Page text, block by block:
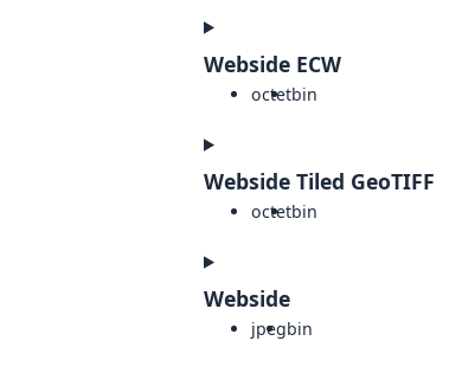
Webside ECW
octetbin
Webside Tiled GeoTIFF
octetbin
Webside
jpegbin